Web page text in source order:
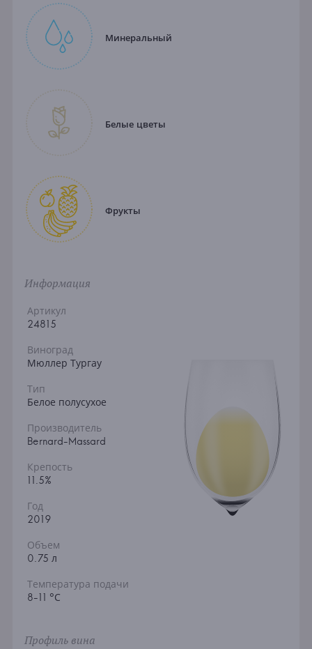
Минеральный
Белые цветы
Фрукты
Информация
Артикул
24815
Виноград
Мюллер Тургау
Тип
Белое полусухое
Производитель
Bernard-Massard
Крепость
11.5%
Год
2019
Объем
0.75 л
Температура подачи
8-11 °С
Профиль вина